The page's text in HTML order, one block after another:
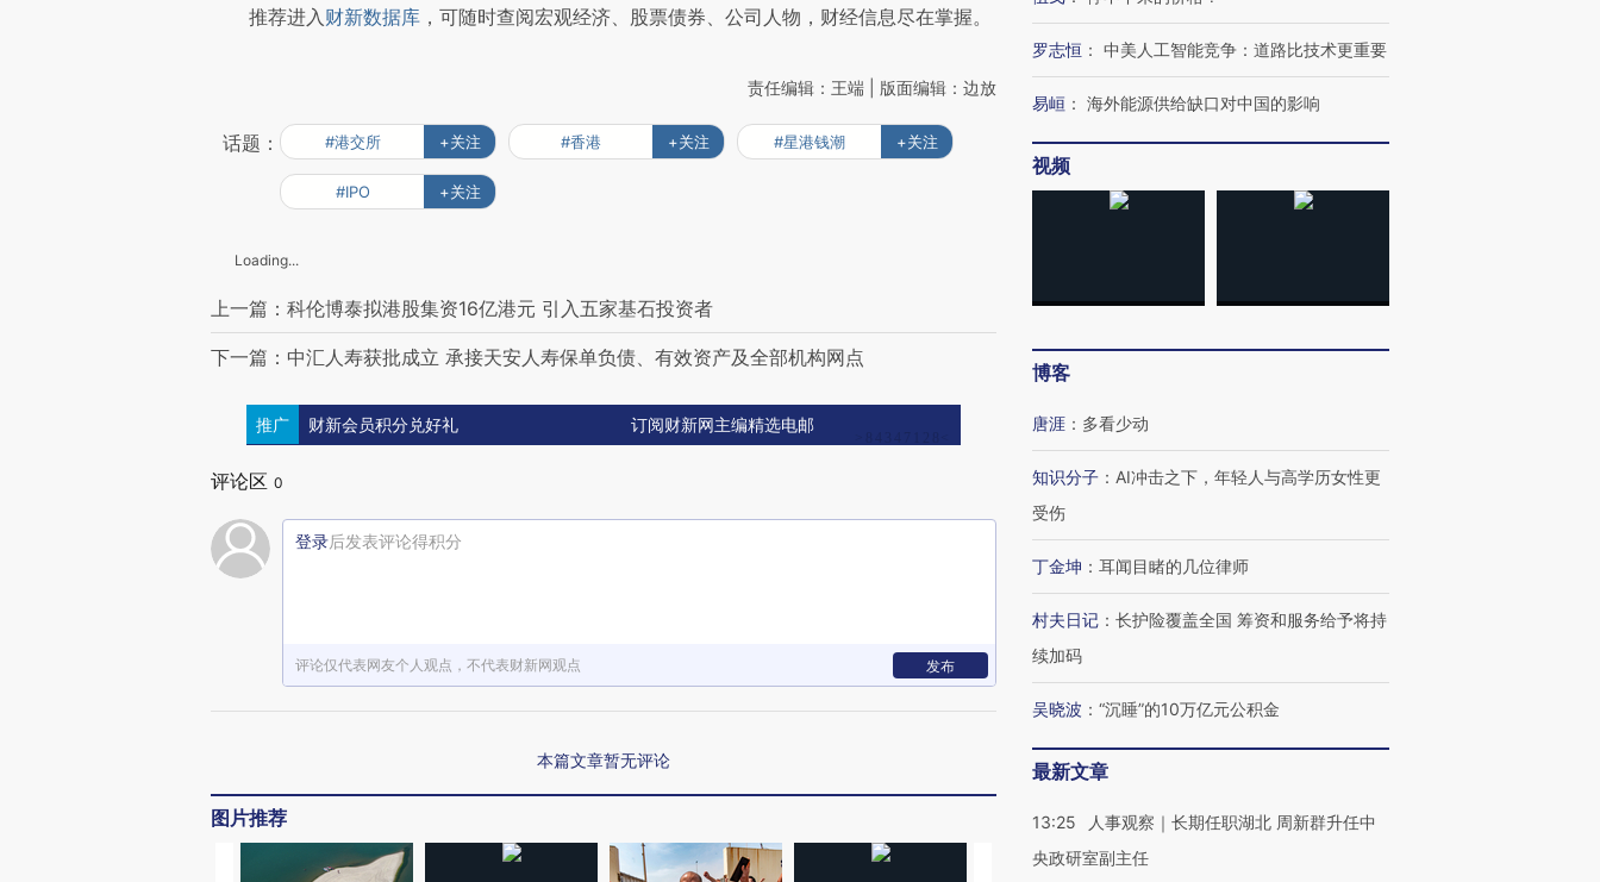
推荐进入财新数据库 ，可随时查阅宏观经济、股票债券、公司人物，财经信息尽在掌握。
责任编辑：王端 | 版面编辑：边放
话题： #港交所 +关注 #香港 +关注 #星港钱潮 +关注
#IPO +关注
Loading...
上一篇：科伦博泰拟港股集资16亿港元 引入五家基石投资者
下一篇：中汇人寿获批成立 承接天安人寿保单负债、有效资产及全部机构网点
推广 财新会员积分兑好礼 订阅财新网主编精选电邮
评论区 0
登录后发表评论得积分
评论仅代表网友个人观点，不代表财新网观点 发布
本篇文章暂无评论
图片推荐
罗志恒 ： 中美人工智能竞争：道路比技术更重要
易峘 ： 海外能源供给缺口对中国的影响
视频
博客
唐涯 ： 多看少动
知识分子 ： AI冲击之下，年轻人与高学历女性更
受伤
丁金坤 ： 耳闻目睹的几位律师
村夫日记 ： 长护险覆盖全国 筹资和服务给予将持
续加码
吴晓波 ： “沉睡”的10万亿元公积金
最新文章
13:25
人事观察｜长期任职湖北 周新群升任中
央政研室副主任